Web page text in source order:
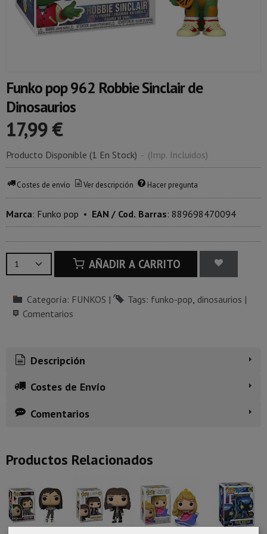
Funko pop 962 Robbie Sinclair de
Dinosaurios
17,99 €
Producto Disponible (1 En Stock) - (Imp. Incluidos)
Costes de envío Ver descripción Hacer pregunta
Marca: Funko pop • EAN / Cod. Barras: 889698470094
AÑADIR A CARRITO
Categoría: FUNKOS | Tags: funko-pop dinosaurios |
Comentarios
Descripción
Costes de Envío
Comentarios
Productos Relacionados